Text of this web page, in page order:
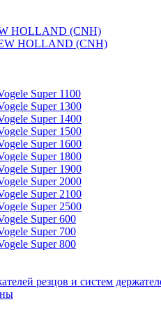
HOLLAND (CNH)
HOLLAND (CNH)
Super 1100
Super 1300
Super 1400
Super 1500
Super 1600
Super 1800
Super 1900
Super 2000
Super 2100
Super 2500
Super 600
Super 700
Super 800
резцов и систем